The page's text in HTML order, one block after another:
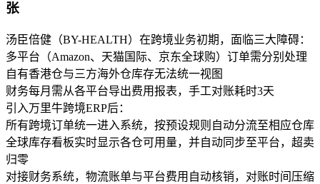
张
汤臣倍健（BY-HEALTH）在跨境业务初期，面临三大障碍：
多平台（Amazon、天猫国际、京东全球购）订单需分别处理
自有香港仓与三方海外仓库存无法统一视图
财务每月需从各平台导出费用报表，手工对账耗时3天
引入万里牛跨境ERP后：
所有跨境订单统一进入系统，按预设规则自动分流至相应仓库
全球库存看板实时显示各仓可用量，并自动同步至平台，超卖
归零
对接财务系统，物流账单与平台费用自动核销，对账时间压缩